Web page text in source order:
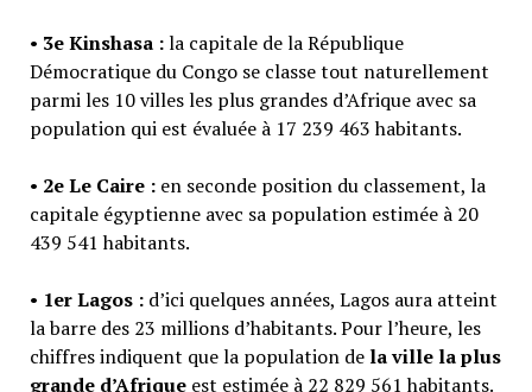
• 3e Kinshasa :la capitale de la République
Démocratique du Congo se classe tout naturellement
parmi les 10 villes les plus grandes d’Afrique avec sa
population qui est évaluée à 17 239 463 habitants.
• 2e Le Caire :en seconde position du classement, la
capitale égyptienne avec sa population estimée à 20
439 541 habitants.
• 1er Lagos :d’ici quelques années, Lagos aura atteint
la barre des 23 millions d’habitants. Pour l’heure, les
chiffres indiquent que la population de la ville la plus
grande d’Afriqueest estimée à 22 829 561 habitants.